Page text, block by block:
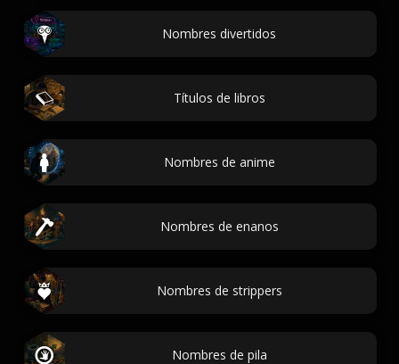
Nombres divertidos
Títulos de libros
Nombres de anime
Nombres de enanos
Nombres de strippers
Nombres de pila